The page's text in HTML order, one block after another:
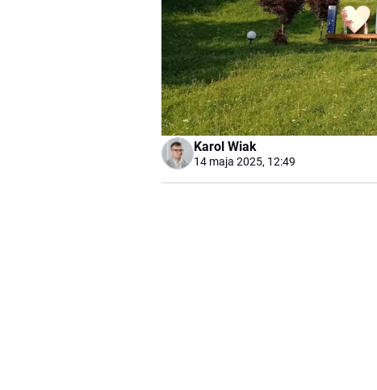
Karol Wiak
14 maja 2025, 12:49